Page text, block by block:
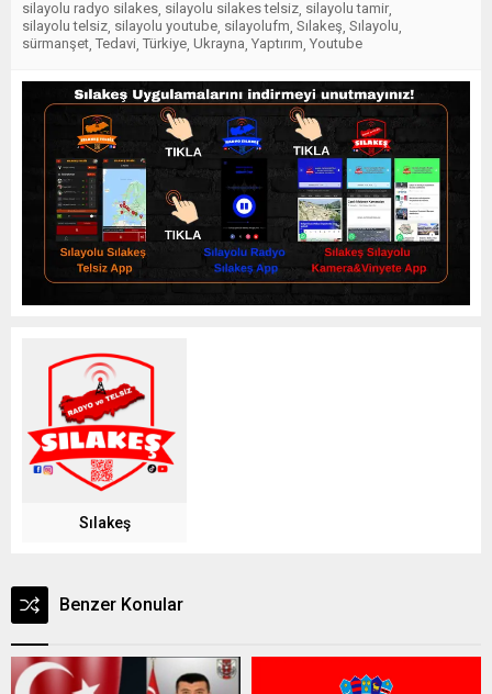
silayolu radyo silakes silayolu silakes telsiz silayolu tamir
silayolu telsiz silayolu youtube silayolufm Sılakeş Sılayolu
sürmanşet Tedavi Türkiye Ukrayna Yaptırım Youtube
Sılakeş
Benzer Konular